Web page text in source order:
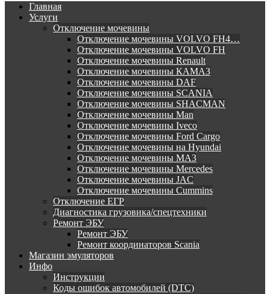
Главная
Услуги
Отключение мочевины
Отключение мочевины VOLVO FH4…
Отключение мочевины VOLVO FH
Отключение мочевины Renault
Отключение мочевины КАМАЗ
Отключение мочевины DAF
Отключение мочевины SCANIA
Отключение мочевины SHACMAN
Отключение мочевины Man
Отключение мочевины Iveco
Отключение мочевины Ford Cargo
Отключение мочевины на Hyundai
Отключение мочевины МАЗ
Отключение мочевины Mercedes
Отключение мочевины JAC
Отключение мочевины Cummins
Отключение ЕГР
Диагностика грузовика/спецтехники
Ремонт ЭБУ
Ремонт ЭБУ
Ремонт координаторов Scania
Магазин эмуляторов
Инфо
Инструкции
Коды ошибок автомобилей (DTC)